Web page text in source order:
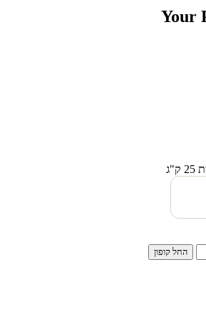
Your
החל קופון